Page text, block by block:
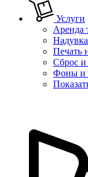
Услуги
Аренда
Печать
Сброс и
Фоны и